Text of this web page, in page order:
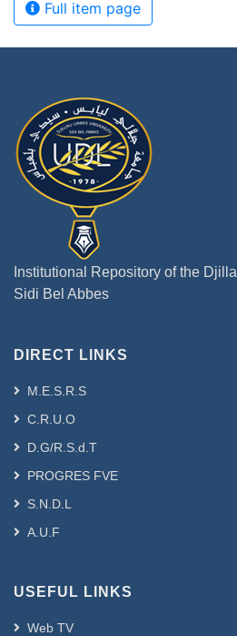
Full item page
Institutional Repository of the
Sidi Bel Abbes
DIRECT LINKS
M.E.S.R.S
C.R.U.O
D.G/R.S.d.T
PROGRES FVE
S.N.D.L
A.U.F
USEFUL LINKS
Web TV